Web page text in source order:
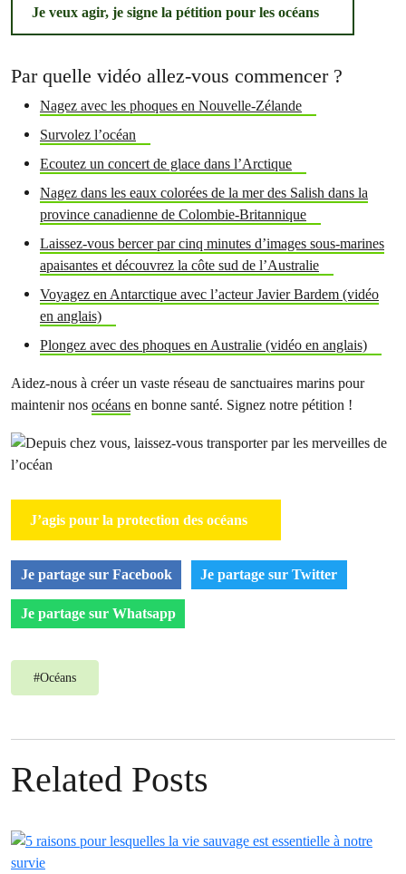
Je veux agir, je signe la pétition pour les océans
Par quelle vidéo allez-vous commencer ?
Nagez avec les phoques en Nouvelle-Zélande
Survolez l’océan
Ecoutez un concert de glace dans l’Arctique
Nagez dans les eaux colorées de la mer des Salish dans la
province canadienne de Colombie-Britannique
Laissez-vous bercer par cinq minutes d’images sous-marines
apaisantes et découvrez la côte sud de l’Australie
Voyagez en Antarctique avec l’acteur Javier Bardem (vidéo
en anglais)
Plongez avec des phoques en Australie (vidéo en anglais)
Aidez-nous à créer un vaste réseau de sanctuaires marins pour
maintenir nos océans en bonne santé. Signez notre pétition !
J’agis pour la protection des océans
Je partage sur Facebook Je partage sur Twitter
Je partage sur Whatsapp
#Océans
Related Posts